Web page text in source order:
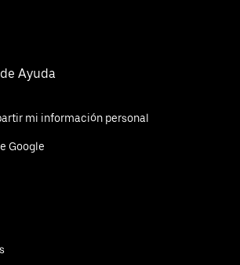
Ayuda
mi información personal
Google